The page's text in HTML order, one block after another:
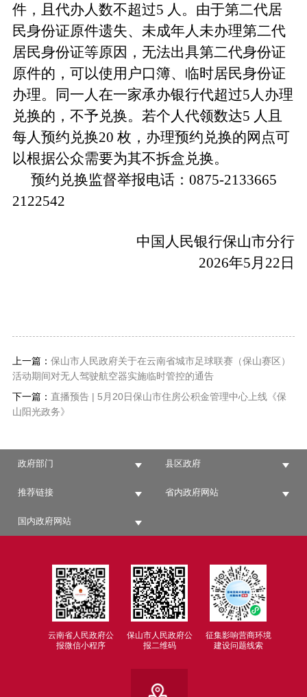
件，且代办人数不超过5 人。由于第二代居
民身份证原件遗失、未成年人未办理第二代
居民身份证等原因，无法出具第二代身份证
原件的，可以使用户口簿、临时居民身份证
办理。同一人在一家承办银行代超过5人办理
兑换的，不予兑换。若个人代领数达5 人且
每人预约兑换20 枚，办理预约兑换的网点可
以根据公众需要为其不拆盒兑换。
预约兑换监督举报电话：0875-2133665
2122542
中国人民银行保山市分行
2026年5月 22 日
上一篇： 保山市人民政府关于在云南省城市足球联赛（保山赛区）
活动期间对无人驾驶航空器实施临时管控的通告
下一篇： 直播预告 | 5月20日保山市住房公积金管理中心上线《保
山阳光政务》
政府部门 县区政府
推荐链接 省内政府网站
国内政府网站
云南省人民政府公
报微信小程序
保山市人民政府公
报二维码
征集影响营商环境
建设问题线索